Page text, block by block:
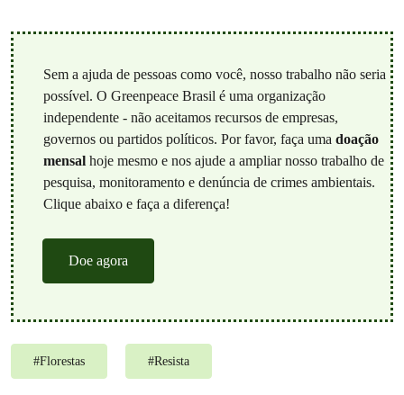
Sem a ajuda de pessoas como você, nosso trabalho não seria
possível. O Greenpeace Brasil é uma organização
independente - não aceitamos recursos de empresas,
governos ou partidos políticos. Por favor, faça uma doação
mensalhoje mesmo e nos ajude a ampliar nosso trabalho de
pesquisa, monitoramento e denúncia de crimes ambientais.
Clique abaixo e faça a diferença!
Doe agora
#Florestas #Resista